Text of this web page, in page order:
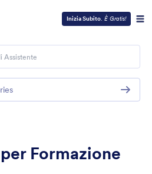
Inizia Subito. È Gratis!
Formazione